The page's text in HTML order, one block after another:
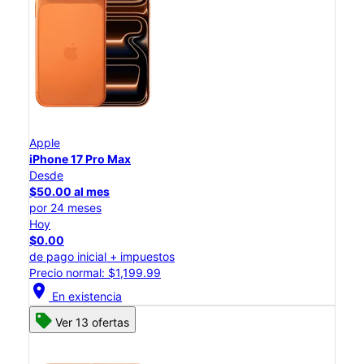
Apple
iPhone 17 Pro Max
Desde
$50.00 al mes
por 24 meses
Hoy
$0.00
de pago inicial + impuestos
Precio normal: $1,199.99
location_on En existencia
Ver 13 ofertas